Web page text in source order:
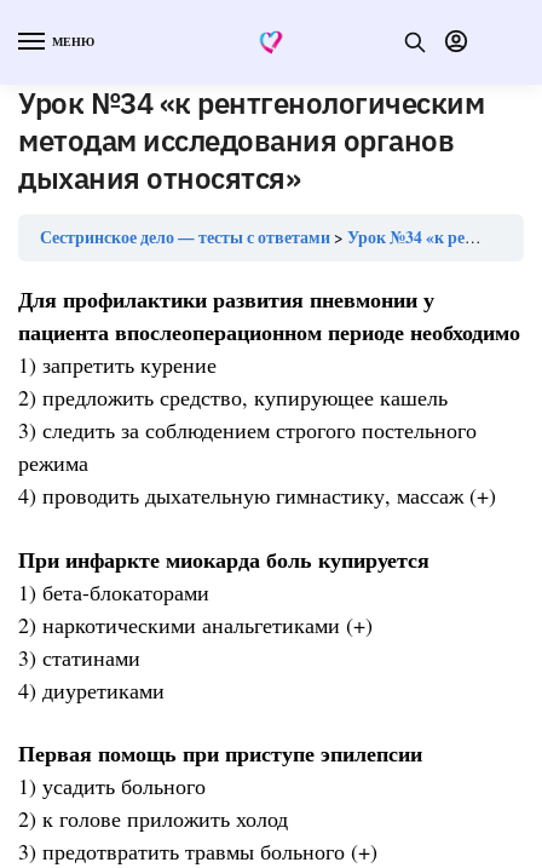
МЕНЮ
Урок №34 «к рентгенологическим
методам исследования органов
дыхания относятся»
Сестринское дело — тесты с ответами Урок №34 «к рентгенологическим методам исследования органов дыхания относятся»
Для профилактики развития пневмонии у
пациента впослеоперационном периоде необходимо
1) запретить курение
2) предложить средство, купирующее кашель
3) следить за соблюдением строгого постельного
режима
4) проводить дыхательную гимнастику, массаж (+)
При инфаркте миокарда боль купируется
1) бета-блокаторами
2) наркотическими анальгетиками (+)
3) статинами
4) диуретиками
Первая помощь при приступе эпилепсии
1) усадить больного
2) к голове приложить холод
3) предотвратить травмы больного (+)